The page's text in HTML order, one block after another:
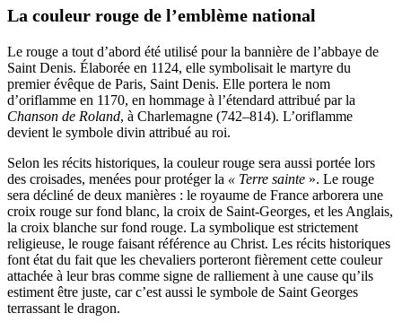
La couleur rouge de l’emblème national
Le rouge a tout d’abord été utilisé pour la bannière de l’abbaye de
Saint Denis. Élaborée en 1124, elle symbolisait le martyre du
premier évêque de Paris, Saint Denis. Elle portera le nom
d’oriflamme en 1170, en hommage à l’étendard attribué par la
Chanson de Roland, à Charlemagne (742–814). L’oriflamme
devient le symbole divin attribué au roi.
Selon les récits historiques, la couleur rouge sera aussi portée lors
des croisades, menées pour protéger la « Terre sainte ». Le rouge
sera décliné de deux manières : le royaume de France arborera une
croix rouge sur fond blanc, la croix de Saint-Georges, et les Anglais,
la croix blanche sur fond rouge. La symbolique est strictement
religieuse, le rouge faisant référence au Christ. Les récits historiques
font état du fait que les chevaliers porteront fièrement cette couleur
attachée à leur bras comme signe de ralliement à une cause qu’ils
estiment être juste, car c’est aussi le symbole de Saint Georges
terrassant le dragon.